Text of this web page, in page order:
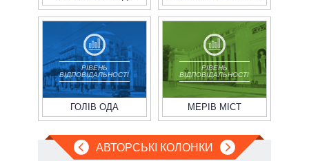
РІВЕНЬ
ВІДПОВІДАЛЬНОСТІ
ГОЛІВ ОДА
РІВЕНЬ
ВІДПОВІДАЛЬНОСТІ
МЕРІВ МІСТ
АВТОРСЬКІ КОЛОНКИ